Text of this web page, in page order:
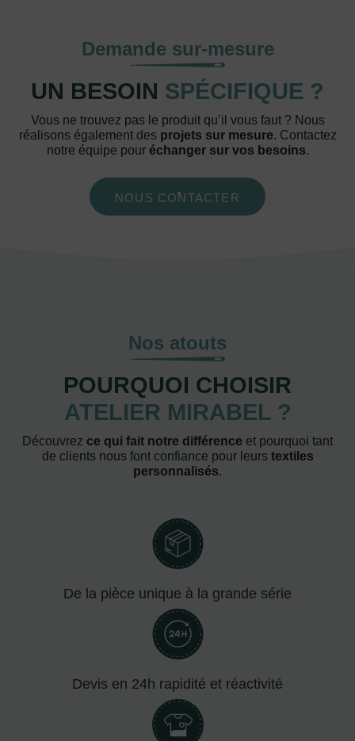
Demande sur-mesure
UN BESOIN SPÉCIFIQUE ?
Vous ne trouvez pas le produit qu’il vous faut ? Nous
réalisons également des projets sur mesure. Contactez
notre équipe pour échanger sur vos besoins.
NOUS CONTACTER
Nos atouts
POURQUOI CHOISIR
ATELIER MIRABEL ?
Découvrez ce qui fait notre différence et pourquoi tant
de clients nous font confiance pour leurs textiles
personnalisés.
De la pièce unique à la grande série
Devis en 24h rapidité et réactivité